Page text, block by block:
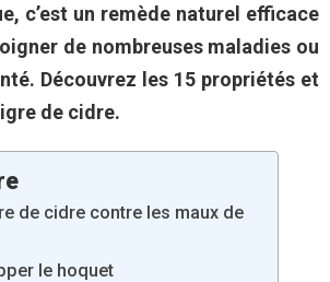
c’est un remède naturel efficace
de nombreuses maladies ou
Découvrez les 15 propriétés et
de cidre.
de cidre contre les maux de
le hoquet